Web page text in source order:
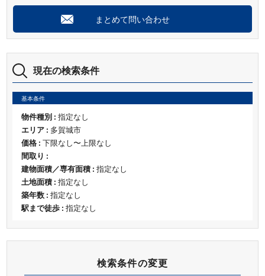
検索条件の変更
現在の検索条件
基本条件
物件種別 : 指定なし
エリア : 多賀城市
価格 : 下限なし〜上限なし
間取り :
建物面積／専有面積 : 指定なし
土地面積 : 指定なし
築年数 : 指定なし
駅まで徒歩 : 指定なし
まとめて問い合わせ